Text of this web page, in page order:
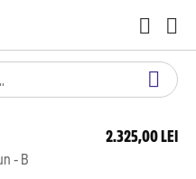
- B
2.325,00 LEI